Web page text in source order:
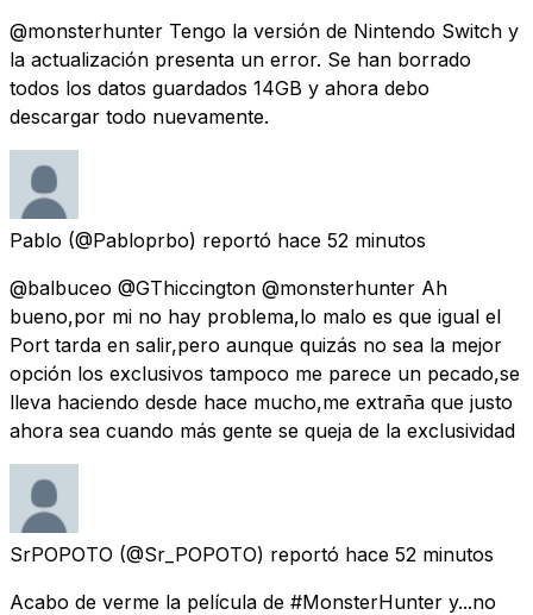
@monsterhunter Tengo la versión de Nintendo Switch y
la actualización presenta un error. Se han borrado
todos los datos guardados 14GB y ahora debo
descargar todo nuevamente.
Pablo (@Pabloprbo) reportó hace 52 minutos
@balbuceo @GThiccington @monsterhunter Ah
bueno,por mi no hay problema,lo malo es que igual el
Port tarda en salir,pero aunque quizás no sea la mejor
opción los exclusivos tampoco me parece un pecado,se
lleva haciendo desde hace mucho,me extraña que justo
ahora sea cuando más gente se queja de la exclusividad
SrPOPOTO (@Sr_POPOTO) reportó hace 52 minutos
Acabo de verme la película de #MonsterHunter y...no